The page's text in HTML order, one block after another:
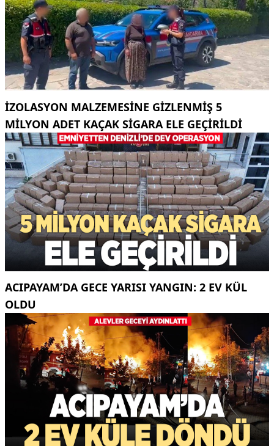
İZOLASYON MALZEMESINE GIZLENMIŞ 5
MILYON ADET KAÇAK SIGARA ELE GEÇIRILDI
ACIPAYAM’DA GECE YARISI YANGIN: 2 EV KÜL
OLDU